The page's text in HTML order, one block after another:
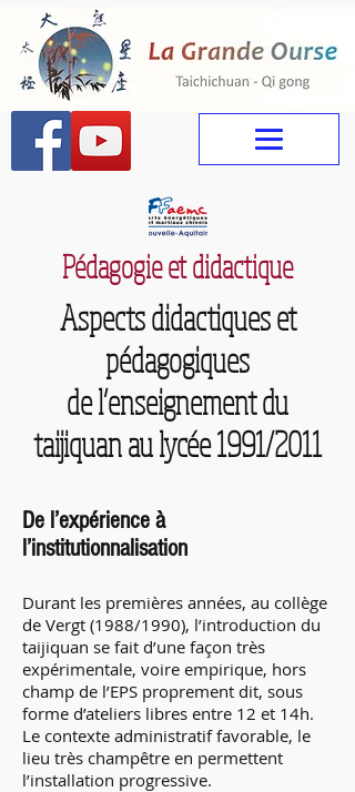
Pédagogie et didactique
Aspects didactiques et
pédagogiques
de l’enseignement du
taijiquan au lycée 1991/2011
De l’expérience à
l’institutionnalisation
Durant les premières années, au collège
de Vergt (1988/1990), l’introduction du
taijiquan se fait d’une façon très
expérimentale, voire empirique, hors
champ de l’EPS proprement dit, sous
forme d’ateliers libres entre 12 et 14h.
Le contexte administratif favorable, le
lieu très champêtre en permettent
l’installation progressive.